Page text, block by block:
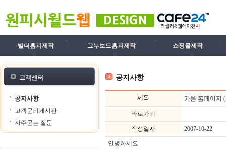
빌더홈피제작 그누보드홈피제작 쇼핑몰제작
고객센터
공지사항
고객문의게시판
자주묻는 질문
공지사항
제목 가온 홈페이지
바로가기
작성일자 2007-10-22
안녕하세요